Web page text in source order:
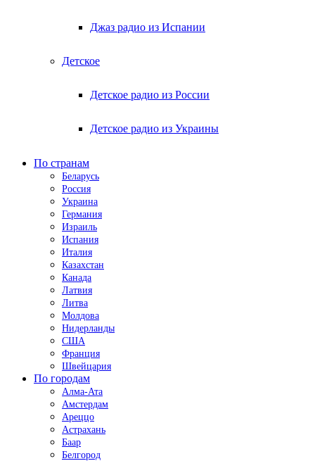
Джаз радио из Испании
Детское
Детское радио из России
Детское радио из Украины
По странам
Беларусь
Россия
Украина
Германия
Израиль
Испания
Италия
Казахстан
Канада
Латвия
Литва
Молдова
Нидерланды
США
Франция
Швейцария
По городам
Алма-Ата
Амстердам
Ареццо
Астрахань
Баар
Белгород